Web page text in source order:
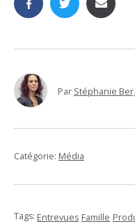
Par Stéphanie
Catégorie: Média
Tags: Entrevues Famille